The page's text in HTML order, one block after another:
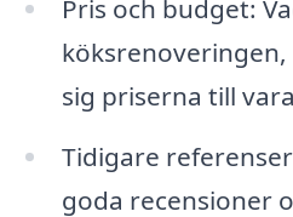
Pris och budget:
sig priserna till
Tidigare
goda recensioner